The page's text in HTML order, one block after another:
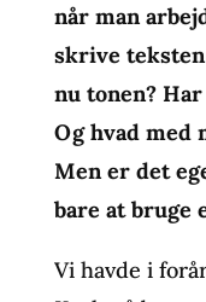
når man
skrive
nu tonen?
Og hvad med
Men er det
bare at bruge
Vi havde i